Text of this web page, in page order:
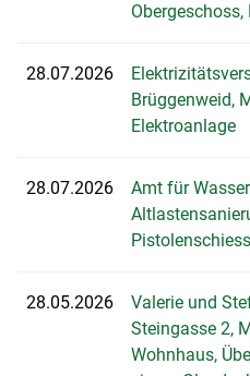
28.07.2026
Brüggenweid,
Elektroanlage
28.07.2026
Amt für
28.05.2026
Valerie und
Steingasse 2,
Wohnhaus,